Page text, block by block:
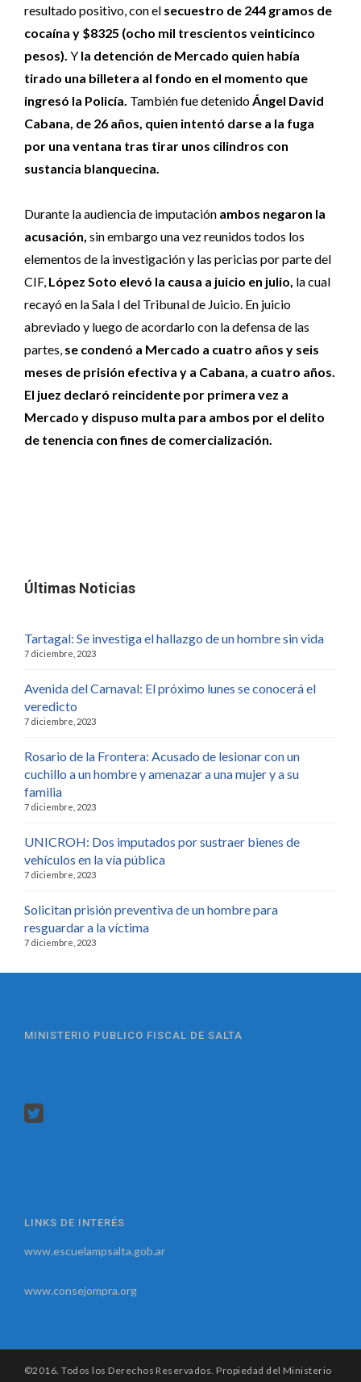
resultado positivo, con el secuestro de 244 gramos de
cocaína y $8325 (ocho mil trescientos veinticinco
pesos). Y la detención de Mercado quien había
tirado una billetera al fondo en el momento que
ingresó la Policía. También fue detenidoÁngel David
Cabana, de 26 años, quien intentó darse a la fuga
por una ventana tras tirar unos cilindros con
sustancia blanquecina.
Durante la audiencia de imputación ambos negaron la
acusación, sin embargo una vez reunidos todos los
elementos de la investigación y las pericias por parte del
CIF, López Soto elevó la causa a juicio en julio, la cual
recayó en la Sala I del Tribunal de Juicio. En juicio
abreviado y luego de acordarlo con la defensa de las
partes, se condenó a Mercado a cuatro años y seis
meses de prisión efectiva y a Cabana, a cuatro años.
El juez declaró reincidente por primera vez a
Mercado y dispuso multa para ambos por el delito
de tenencia con fines de comercialización.
Últimas Noticias
Tartagal: Se investiga el hallazgo de un hombre sin vida
7 diciembre, 2023
Avenida del Carnaval: El próximo lunes se conocerá el
veredicto
7 diciembre, 2023
Rosario de la Frontera: Acusado de lesionar con un
cuchillo a un hombre y amenazar a una mujer y a su
familia
7 diciembre, 2023
UNICROH: Dos imputados por sustraer bienes de
vehículos en la vía pública
7 diciembre, 2023
Solicitan prisión preventiva de un hombre para
resguardar a la víctima
7 diciembre, 2023
MINISTERIO PUBLICO FISCAL DE SALTA
LINKS DE INTERÉS
www.escuelampsalta.gob.ar
www.consejompra.org
©2016. Todos los Derechos Reservados. Propiedad del Ministerio